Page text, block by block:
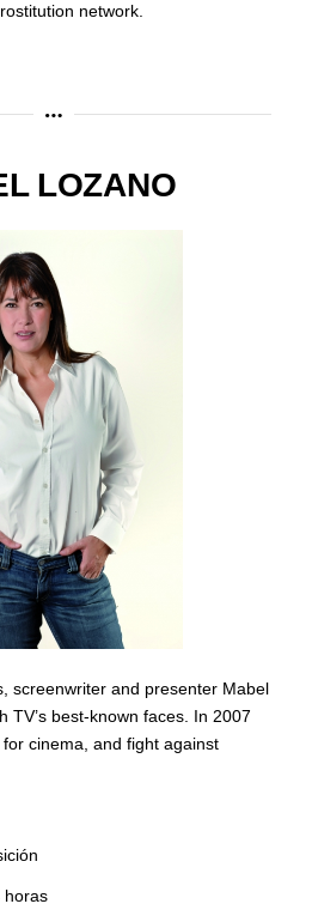
network.
LOZANO
screenwriter and presenter Mabel
TV’s best-known faces. In 2007
cinema, and fight against
horas